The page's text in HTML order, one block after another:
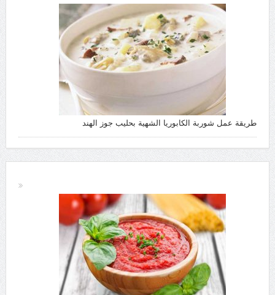
طريقة عمل شوربة الكابوريا الشهية بحليب جوز الهند